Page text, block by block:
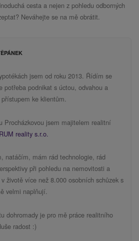
cesta a nejen z pohledu odborných
Neváhejte se na mě obrátit.
jsem od roku 2013. Řídím se
potřeba podnikat s úctou, odvahou a
ke klientům.
Procházkovou jsem majitelem realitní
reality s.r.o.
natáčím, mám rád technologie, rád
při pohledu na nemovitosti a
životě více než 8.000 osobních schůzek s
velmi naplňují.
dohromady je pro mě práce realitního
radost :)